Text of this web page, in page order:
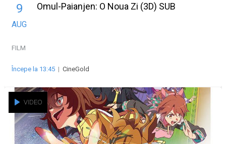
9
AUG
Omul-Paianjen: O Noua Zi (3D) SUB
FILM
Începe la 13:45 | CineGold
VIDEO